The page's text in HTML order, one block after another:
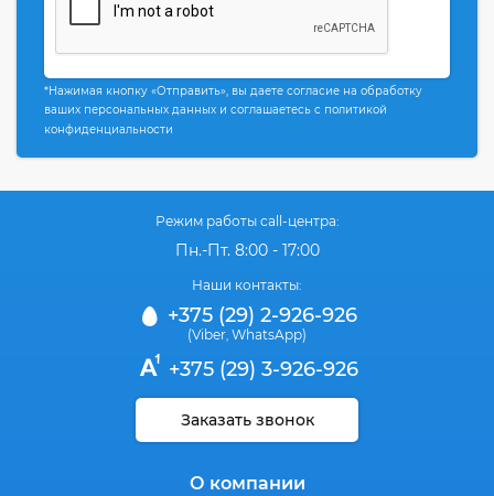
*Нажимая кнопку «Отправить», вы даете согласие на обработку
ваших персональных данных и соглашаетесь с политикой
конфиденциальности
Режим работы call-центра:
Пн.-Пт. 8:00 - 17:00
Наши контакты:
+375 (29) 2-926-926
(Viber WhatsApp)
+375 (29) 3-926-926
Заказать звонок
О компании